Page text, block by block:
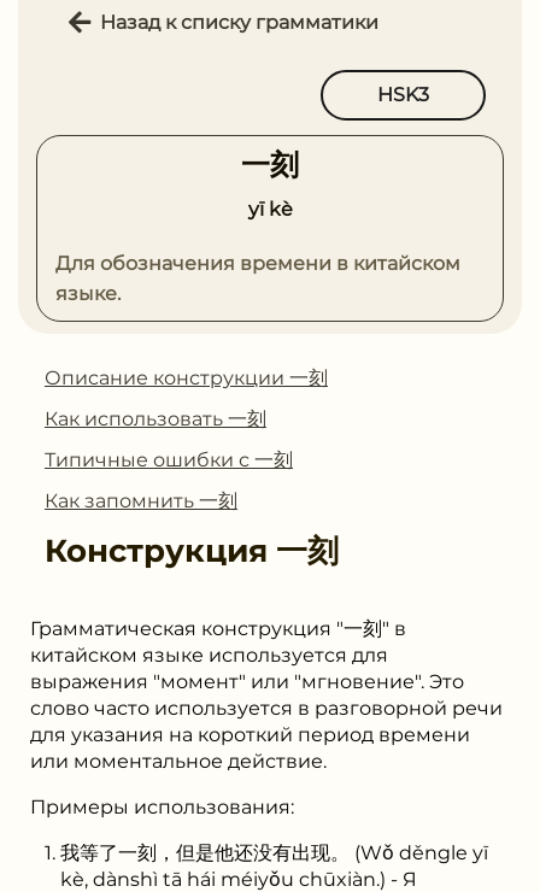
Назад к списку грамматики
HSK3
⼀刻
yī kè
Для обозначения времени в китайском
языке.
Описание конструкции ⼀刻
Как использовать ⼀刻
Типичные ошибки с ⼀刻
Как запомнить ⼀刻
Конструкция ⼀刻
Грамматическая конструкция "⼀刻" в
китайском языке используется для
выражения "момент" или "мгновение". Это
слово часто используется в разговорной речи
для указания на короткий период времени
или моментальное действие.
Примеры использования:
我等了⼀刻，但是他还没有出现。 (Wǒ děngle yī
kè, dànshì tā hái méiyǒu chūxiàn.) - Я